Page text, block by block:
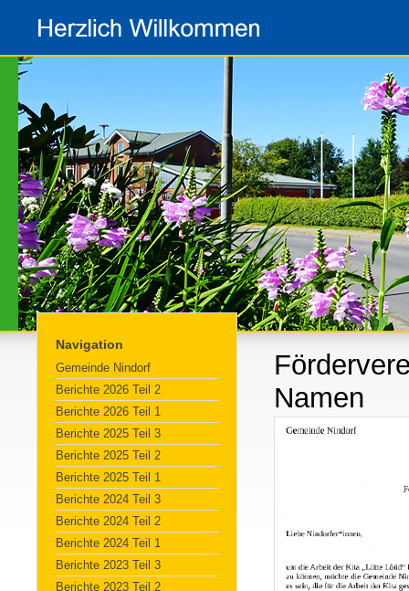
Navigation
Gemeinde Nindorf
Berichte 2026 Teil 2
Berichte 2026 Teil 1
Berichte 2025 Teil 3
Berichte 2025 Teil 2
Berichte 2025 Teil 1
Berichte 2024 Teil 3
Berichte 2024 Teil 2
Berichte 2024 Teil 1
Berichte 2023 Teil 3
Berichte 2023 Teil 2
Namen